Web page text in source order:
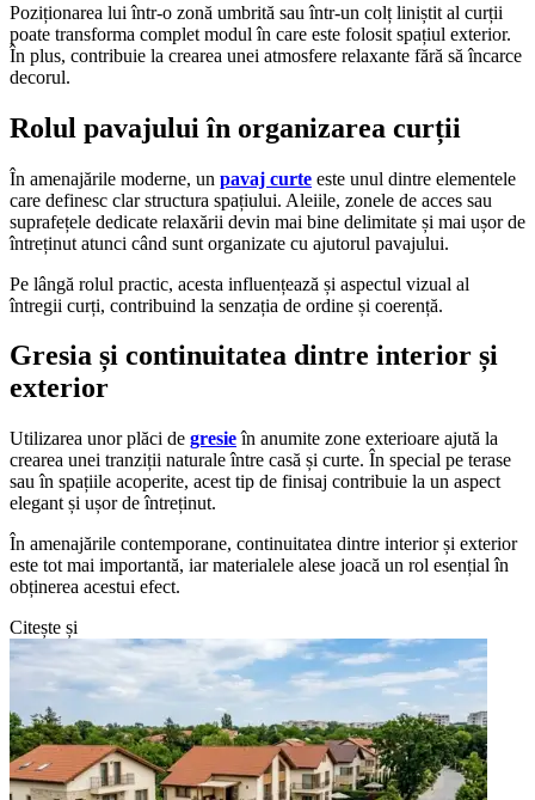
Poziționarea lui într-o zonă umbrită sau într-un colț liniștit al curții
poate transforma complet modul în care este folosit spațiul exterior.
În plus, contribuie la crearea unei atmosfere relaxante fără să încarce
decorul.
Rolul pavajului în organizarea curții
În amenajările moderne, un pavaj curte este unul dintre elementele
care definesc clar structura spațiului. Aleiile, zonele de acces sau
suprafețele dedicate relaxării devin mai bine delimitate și mai ușor de
întreținut atunci când sunt organizate cu ajutorul pavajului.
Pe lângă rolul practic, acesta influențează și aspectul vizual al
întregii curți, contribuind la senzația de ordine și coerență.
Gresia și continuitatea dintre interior și
exterior
Utilizarea unor plăci de gresieîn anumite zone exterioare ajută la
crearea unei tranziții naturale între casă și curte. În special pe terase
sau în spațiile acoperite, acest tip de finisaj contribuie la un aspect
elegant și ușor de întreținut.
În amenajările contemporane, continuitatea dintre interior și exterior
este tot mai importantă, iar materialele alese joacă un rol esențial în
obținerea acestui efect.
Citește și